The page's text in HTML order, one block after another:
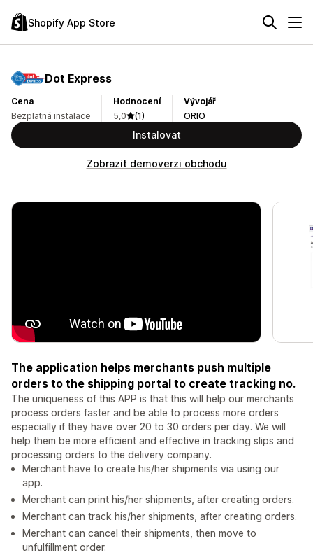
Shopify App Store
Dot Express
Cena
Bezplatná instalace
Hodnocení
5,0
(1)
Vývojář
ORIO
Instalovat
Zobrazit demoverzi obchodu
The application helps merchants push multiple
orders to the shipping portal to create tracking no.
The uniqueness of this APP is that this will help our merchants
process orders faster and be able to process more orders
especially if they have over 20 to 30 orders per day. We will
help them be more efficient and effective in tracking slips and
processing orders to the delivery company.
Merchant have to create his/her shipments via using our
app.
Merchant can print his/her shipments, after creating orders.
Merchant can track his/her shipments, after creating orders.
Merchant can cancel their shipments, then move to
unfulfillment order.